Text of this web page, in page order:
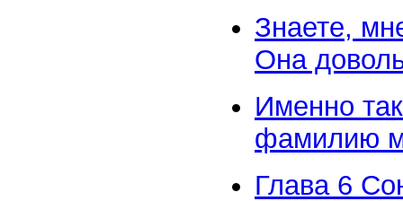
Знаете,
Она
Именно
фамилию
Глава 6